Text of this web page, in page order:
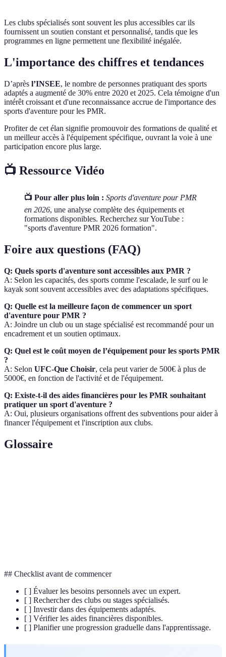
Les clubs spécialisés sont souvent les plus accessibles car ils
fournissent un soutien constant et personnalisé, tandis que les
programmes en ligne permettent une flexibilité inégalée.
L'importance des chiffres et tendances
D’après l’INSEE, le nombre de personnes pratiquant des sports
adaptés a augmenté de 30% entre 2020 et 2025. Cela témoigne d'un
intérêt croissant et d'une reconnaissance accrue de l'importance des
sports d'aventure pour les PMR.
Profiter de cet élan signifie promouvoir des formations de qualité et
un meilleur accès à l'équipement spécifique, ouvrant la voie à une
participation encore plus large.
📺 Ressource Vidéo
📺 Pour aller plus loin : Sports d'aventure pour PMR
en 2026, une analyse complète des équipements et
formations disponibles. Recherchez sur YouTube :
"sports d'aventure PMR 2026 formation".
Foire aux questions (FAQ)
Q: Quels sports d'aventure sont accessibles aux PMR ?
A: Selon les capacités, des sports comme l'escalade, le surf ou le
kayak sont souvent accessibles avec des adaptations spécifiques.
Q: Quelle est la meilleure façon de commencer un sport
d'aventure pour PMR ?
A: Joindre un club ou un stage spécialisé est recommandé pour un
encadrement et un soutien optimaux.
Q: Quel est le coût moyen de l’équipement pour les sports PMR
?
A: Selon UFC-Que Choisir, cela peut varier de 500€ à plus de
5000€, en fonction de l'activité et de l'équipement.
Q: Existe-t-il des aides financières pour les PMR souhaitant
pratiquer un sport d'aventure ?
A: Oui, plusieurs organisations offrent des subventions pour aider à
financer l'équipement et l'inscription aux clubs.
Glossaire
## Checklist avant de commencer
[ ] Évaluer les besoins personnels avec un expert.
[ ] Rechercher des clubs ou stages spécialisés.
[ ] Investir dans des équipements adaptés.
[ ] Vérifier les aides financières disponibles.
[ ] Planifier une progression graduelle dans l'apprentissage.